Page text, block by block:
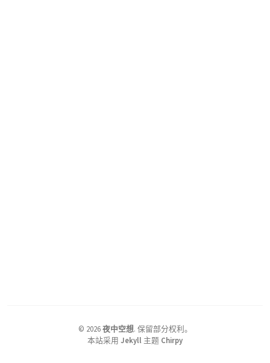
© 2026 夜中空想. 保留部分权利。
本站采用 Jekyll 主题 Chirpy